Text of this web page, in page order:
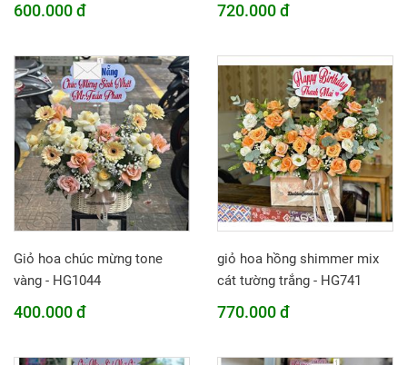
600.000 đ 720.000 đ
Giỏ hoa chúc mừng tone
vàng - HG1044
400.000 đ
giỏ hoa hồng shimmer mix
cát tường trắng - HG741
770.000 đ